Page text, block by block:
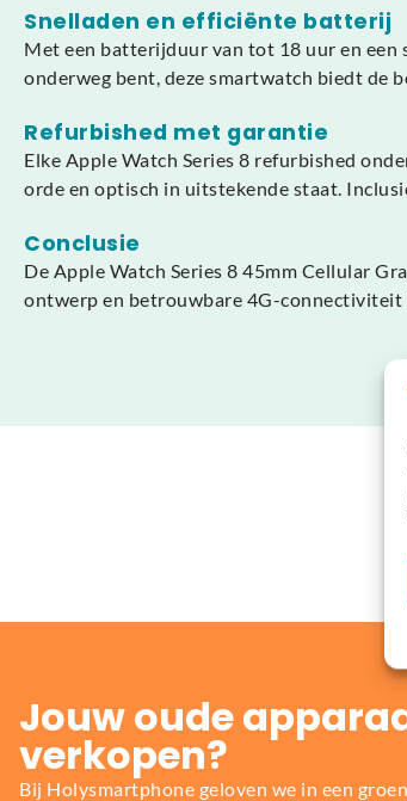
Snelladen en efficiënte batterij
Met een batterijduur van tot 18 uur en een
onderweg bent, deze smartwatch biedt de
Refurbished met garantie
Elke Apple Watch Series 8 refurbished
orde en optisch in uitstekende staat.
Conclusie
De Apple Watch Series 8 45mm Cellular
ontwerp en betrouwbare 4G-connectiviteit
Jouw oude
verkopen?
Bij Holysmartphone geloven we in een